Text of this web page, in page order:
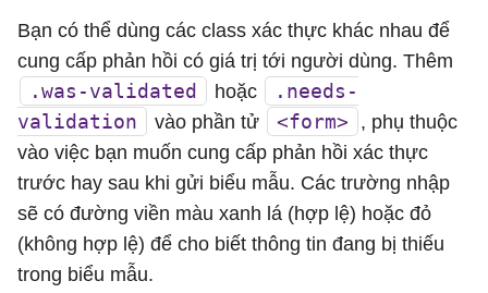
Bạn có thể dùng các class xác thực khác nhau để
cung cấp phản hồi có giá trị tới người dùng. Thêm
.was-validated hoặc
.needs-
validation
vào phần tử <form>
, phụ thuộc
vào việc bạn muốn cung cấp phản hồi xác thực
trước hay sau khi gửi biểu mẫu. Các trường nhập
sẽ có đường viền màu xanh lá (hợp lệ) hoặc đỏ
(không hợp lệ) để cho biết thông tin đang bị thiếu
trong biểu mẫu.